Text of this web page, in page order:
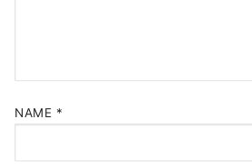
NAME *